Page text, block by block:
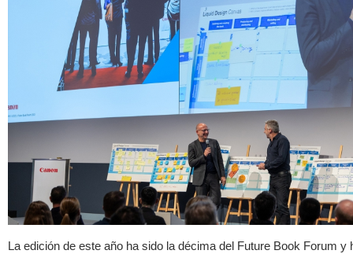
La edición de este año ha sido la décima del Future Book Forum y